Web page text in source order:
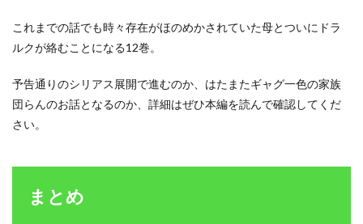
これまでの話でも時々存在がほのめかされていた母とついにドラ
ルクが絡むことになる12巻。
予告通りのシリアス展開で進むのか、はたまたギャグ一色の家族
団らんのお話となるのか、詳細はぜひ本編を読んで確認してくだ
さい。
まとめ